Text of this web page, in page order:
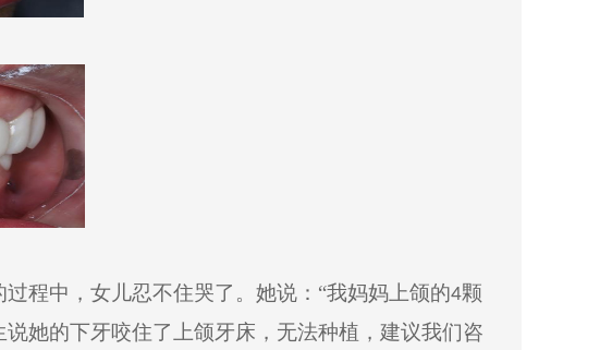
程中，女儿忍不住哭了。她说：“我妈妈上颌的4颗
她的下牙咬住了上颌牙床，无法种植，建议我们咨